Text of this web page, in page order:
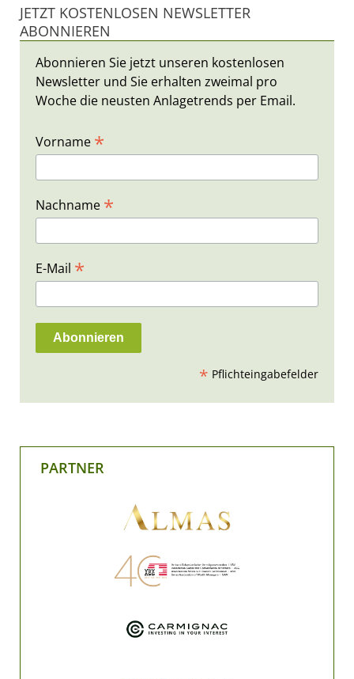
JETZT KOSTENLOSEN NEWSLETTER
ABONNIEREN
Abonnieren Sie jetzt unseren kostenlosen
Newsletter und Sie erhalten zweimal pro
Woche die neusten Anlagetrends per Email.
Vorname *
Nachname *
E-Mail *
* Pflichteingabefelder
PARTNER